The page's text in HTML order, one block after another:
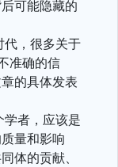
可能隐藏的
代，很多关于
准确的信
的具体发表
者，应该是
量和影响
体的贡献、